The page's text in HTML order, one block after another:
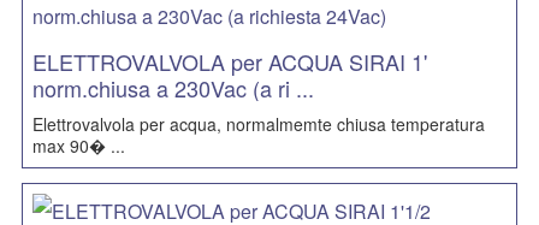
ELETTROVALVOLA per ACQUA SIRAI 1'
norm.chiusa a 230Vac (a ri ...
Elettrovalvola per acqua, normalmemte chiusa temperatura
max 90� ...